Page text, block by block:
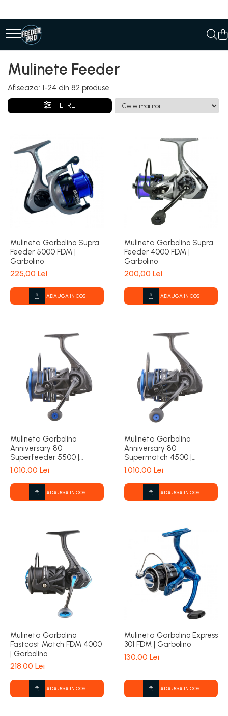
Mulinete Feeder
Afiseaza: 1-24 din 82 produse
FILTRE
Mulineta Garbolino Supra
Feeder 5000 FDM |
Garbolino
225,00 Lei
ADAUGA IN COS
Mulineta Garbolino Supra
Feeder 4000 FDM |
Garbolino
200,00 Lei
ADAUGA IN COS
Mulineta Garbolino
Anniversary 80
Superfeeder 5500 |
Garbolino
1.010,00 Lei
ADAUGA IN COS
Mulineta Garbolino
Anniversary 80
Supermatch 4500 |
Garbolino
1.010,00 Lei
ADAUGA IN COS
Mulineta Garbolino
Fastcast Match FDM 4000
| Garbolino
218,00 Lei
ADAUGA IN COS
Mulineta Garbolino Express
301 FDM | Garbolino
130,00 Lei
ADAUGA IN COS